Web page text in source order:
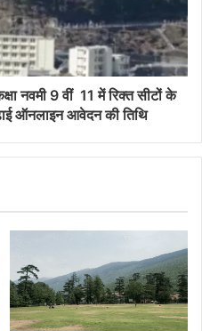
नवमी 9 वीं 11 में रिक्त सीटों के
ऑनलाइन आवेदन की तिथि